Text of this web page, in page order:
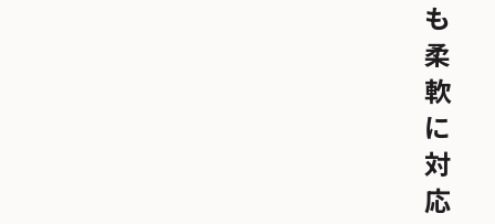
も
柔
軟
に
対
応